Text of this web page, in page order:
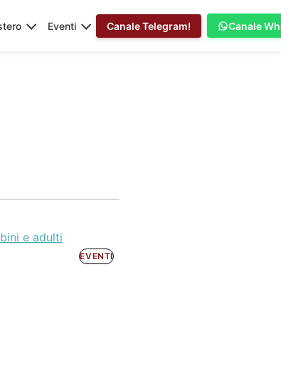
Eventi Canale Telegram! Canale
e adulti
EVENTI